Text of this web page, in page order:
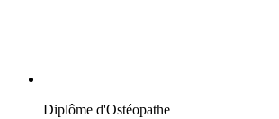
Diplôme d'Ostéopathe